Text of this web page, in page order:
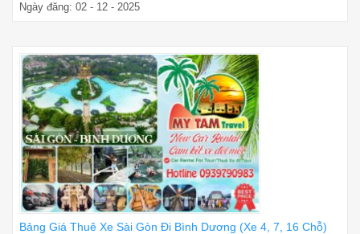
Ngày đăng: 02 - 12 - 2025
Bảng Giá Thuê Xe Sài Gòn Đi Bình Dương (Xe 4, 7, 16 Chỗ)